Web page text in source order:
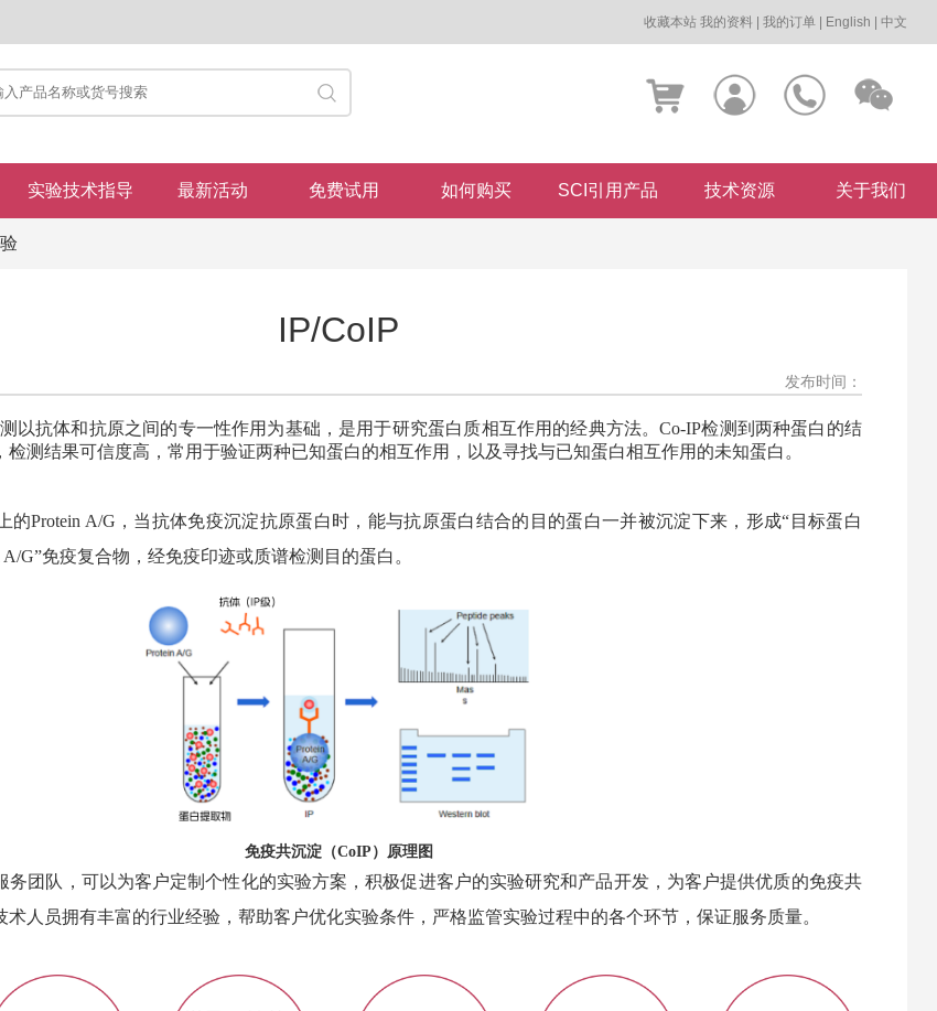
收藏本站 我的资料 |我的订单 English |中文
实验技术指导 最新活动 免费试用 如何购买 SCI引用产品 技术资源 关于我们
IP/CoIP
发布时间：
以抗体和抗原之间的专一性作用为基础，是用于研究蛋白质相互作用的经典方法。Co-IP检测到两种蛋白的结
测结果可信度高，常用于验证两种已知蛋白的相互作用，以及寻找与已知蛋白相互作用的未知蛋白。
的Protein A/G，当抗体免疫沉淀抗原蛋白时，能与抗原蛋白结合的目的蛋白一并被沉淀下来，形成“目标蛋白
G”免疫复合物，经免疫印迹或质谱检测目的蛋白。
免疫共沉淀（CoIP）原理图
务团队，可以为客户定制个性化的实验方案，积极促进客户的实验研究和产品开发，为客户提供优质的免疫共
人员拥有丰富的行业经验，帮助客户优化实验条件，严格监管实验过程中的各个环节，保证服务质量。